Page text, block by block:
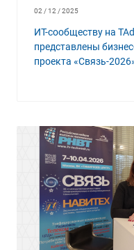
02 / 12 / 2025
ИТ-сообществу на
представлены
проекта «Связь-